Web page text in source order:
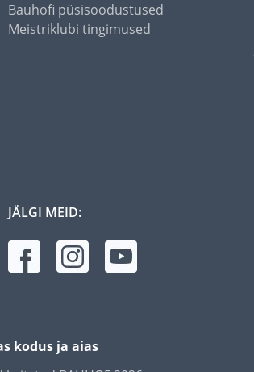
Bauhofi püsisoodustused
Meistriklubi tingimused
JÄLGI MEID:
kodus ja aias